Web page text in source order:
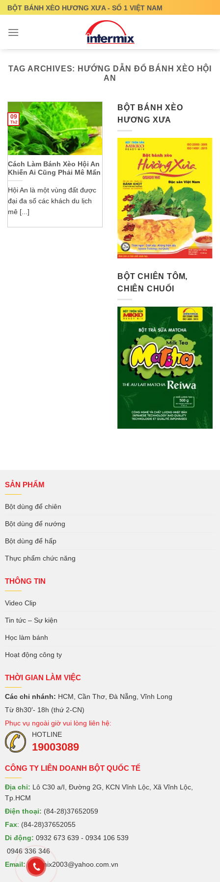
Skip
content
BỘT BÁNH XÈO HƯƠNG XƯA - SỐ 1 VIỆT NAM
TAG ARCHIVES: HƯỚNG DẪN ĐỔ BÁNH XÈO HỘI
AN
Cách Làm Bánh Xèo Hội An
Khiến Ai Cũng Phải Mê Mẩn
Hội An là một vùng đất được
đại đa số các khách du lịch
mê [...]
09
Th2
BỘT BÁNH XÈO
HƯƠNG XƯA
BỘT CHIÊN TÔM,
CHIÊN CHUỐI
SẢN PHẨM
Bột dùng để chiên
Bột dùng để nướng
Bột dùng để hấp
Thực phẩm chức năng
THÔNG TIN
Video Clip
Tin tức – Sự kiện
Học làm bánh
Hoạt động công ty
THỜI GIAN LÀM VIỆC
Các chi nhánh: HCM, Cần Thơ, Đà Nẵng, Vĩnh Long
Từ 8h30′- 18h (thứ 2-CN)
Phục vụ ngoài giờ vui lòng liên hệ:
HOTLINE
19003089
CÔNG TY LIÊN DOANH BỘT QUỐC TẾ
Địa chỉ: Lô C30 a/I, Đường 2G, KCN Vĩnh Lộc, Xã Vĩnh Lộc,
Tp.HCM
Điện thoại: (84-28)37652059
Fax: (84-28)37652055
Di động: 0932 673 639 - 0934 106 539
0946 336 346
Email:intermix2003@yahoo.com.vn